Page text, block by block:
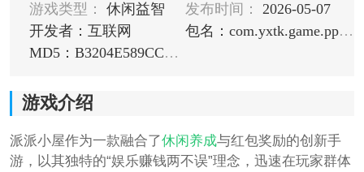
游戏类型：
休闲益智 发布时间：
2026-05-07
开发者：互联网
包名：com.yxtk.game.ppxw
MD5：B3204E589CCB7C48B8D69E400A16FAF6
游戏介绍
派派小屋作为一款融合了休闲养成与红包奖励的创新手
游，以其独特的“娱乐赚钱两不误”理念，迅速在玩家群体